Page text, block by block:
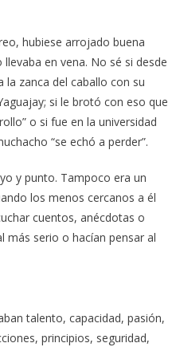
hubiese arrojado buena
en vena. No sé si desde
la zanca del caballo con su
si le brotó con eso que
o si fue en la universidad
“se echó a perder”.
y punto. Tampoco era un
los menos cercanos a él
cuentos, anécdotas o
más serio o hacían pensar al
talento, capacidad, pasión,
principios, seguridad,